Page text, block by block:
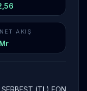
AKIŞ
(TL) FON